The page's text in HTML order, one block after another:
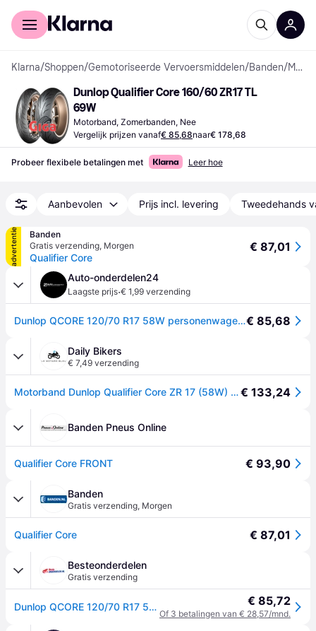
Voor shoppers
Klarna/Shoppen/Gemotoriseerde Vervoersmiddelen/Banden/ Motorbanden
Dunlop Qualifier Core 160/60 ZR17 TL
69W
Motorband, Zomerbanden, Nee
Vergelijk prijzen vanaf€ 85,68naar€ 178,68
Probeer flexibele betalingen met Leer hoe
Aanbevolen Prijs incl. levering Tweedehands
advertentie
Banden
Gratis verzending, Morgen
Qualifier Core
€ 87,01
Auto-onderdelen24
Laagste prijs·€ 1,99 verzending
Dunlop QCORE 120/70 R17 58W personenwagen Zomerbanden Banden 637484€ 85,68
Daily Bikers
€ 7,49 verzending
Motorband Dunlop Qualifier Core ZR 17 (58W) TL - Noir€ 133,24
Banden Pneus Online
Qualifier Core FRONT € 93,90
Banden
Gratis verzending, Morgen
Qualifier Core € 87,01
Besteonderdelen
Gratis verzending
Dunlop QCORE 120/70 R17 58W personenwagen Zomerbanden Banden 637484 € 85,72
Of 3 betalingen van € 28,57/mnd.